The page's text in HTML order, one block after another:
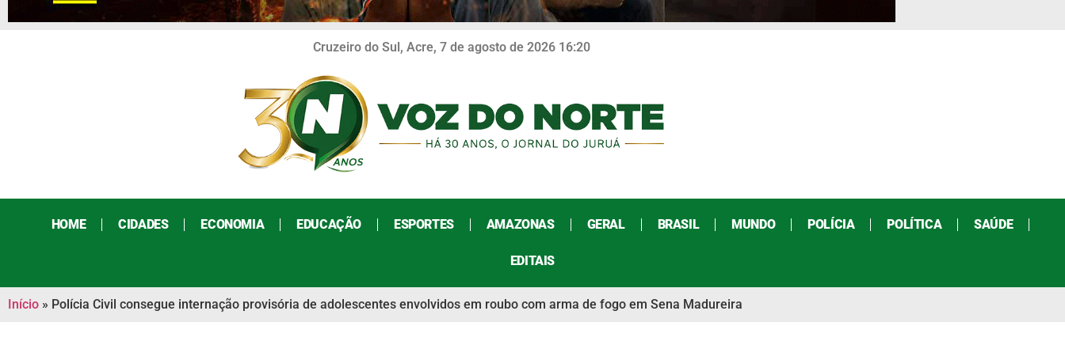
Cruzeiro do Sul, Acre, 7 de agosto de 2026 16:20
HOME CIDADES ECONOMIA EDUCAÇÃO ESPORTES AMAZONAS GERAL BRASIL MUNDO POLÍCIA POLÍTICA SAÚDE
EDITAIS
Início » Polícia Civil consegue internação provisória de adolescentes envolvidos em roubo com arma de fogo em Sena Madureira